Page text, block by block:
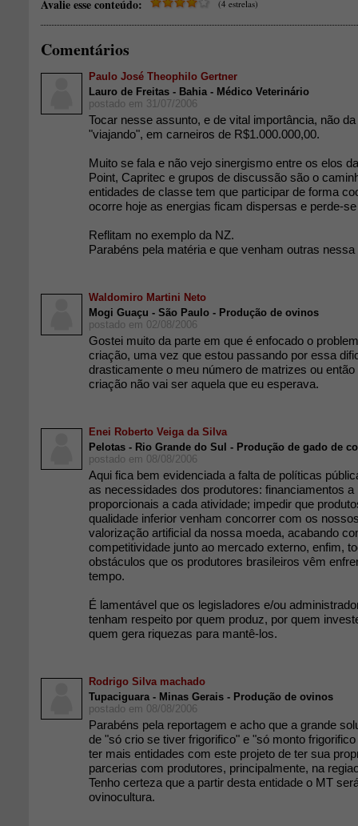
Avalie esse conteúdo: (4 estrelas)
Comentários
Paulo José Theophilo Gertner
Lauro de Freitas - Bahia - Médico Veterinário
postado em 31/07/2006
Tocar nesse assunto, e de vital importância, não
"viajando", em carneiros de R$1.000.000,00.
Muito se fala e não vejo sinergismo entre os elos
Point, Capritec e grupos de discussão são o
entidades de classe tem que participar de forma
ocorre hoje as energias ficam dispersas e perde-
Reflitam no exemplo da NZ.
Parabéns pela matéria e que venham outras
Waldomiro Martini Neto
Mogi Guaçu - São Paulo - Produção de ovinos
postado em 02/08/2006
Gostei muito da parte em que é enfocado o
criação, uma vez que estou passando por essa
drasticamente o meu número de matrizes ou então
criação não vai ser aquela que eu esperava.
Enei Roberto Veiga da Silva
Pelotas - Rio Grande do Sul - Produção de gado de
postado em 08/08/2006
Aqui fica bem evidenciada a falta de políticas
as necessidades dos produtores: financiamentos
proporcionais a cada atividade; impedir que
qualidade inferior venham concorrer com os
valorização artificial da nossa moeda, acabando
competitividade junto ao mercado externo, enfim,
obstáculos que os produtores brasileiros vêm
tempo.
É lamentável que os legisladores e/ou
tenham respeito por quem produz, por quem
quem gera riquezas para mantê-los.
Rodrigo Silva machado
Tupaciguara - Minas Gerais - Produção de ovinos
postado em 08/08/2006
Parabéns pela reportagem e acho que a grande
de "só crio se tiver frigorifico" e "só monto
ter mais entidades com este projeto de ter sua
parcerias com produtores, principalmente, na
Tenho certeza que a partir desta entidade o MT
ovinocultura.